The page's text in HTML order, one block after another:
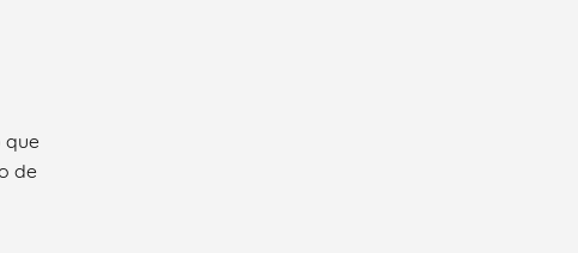
que
de